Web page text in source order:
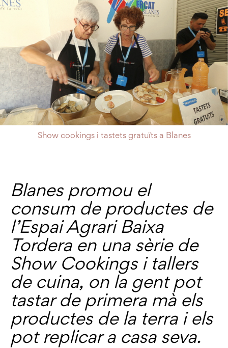
Show cookings i tastets gratuïts a Blanes
Blanes promou el
consum de productes de
l’Espai Agrari Baixa
Tordera en una sèrie de
Show Cookings i tallers
de cuina, on la gent pot
tastar de primera mà els
productes de la terra i els
pot replicar a casa seva.